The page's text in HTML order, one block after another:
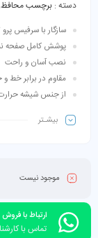
دسته : برچسب محافظ
سازگار با سرفیس پرو ۴/۵/۶/۷
پوشش کامل صفحه
نصب آسان و راحت
مقاوم در برابر خط
از جنس شیشه
بیشـتر
موجود نیست
ارتباط با فروش
تماس با